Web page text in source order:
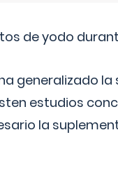
de yodo
generalizado
estudios
la